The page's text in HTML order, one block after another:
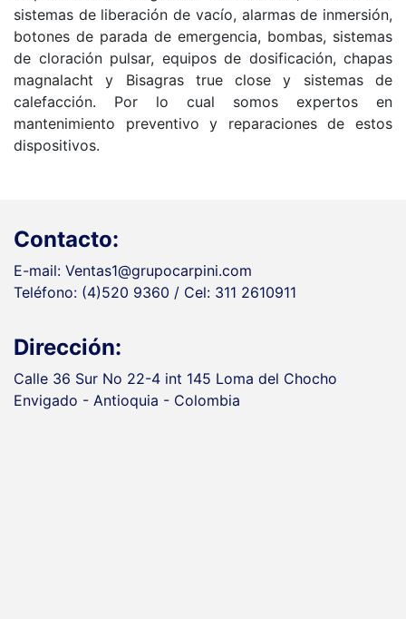
sistemas de liberación de vacío, alarmas de inmersión,
botones de parada de emergencia, bombas, sistemas
de cloración pulsar, equipos de dosificación, chapas
magnalacht y Bisagras true close y sistemas de
calefacción. Por lo cual somos expertos en
mantenimiento preventivo y reparaciones de estos
dispositivos.
Contacto:
E-mail: Ventas1@grupocarpini.com
Teléfono: (4)520 9360 / Cel: 311 2610911
Dirección:
Calle 36 Sur No 22-4 int 145 Loma del Chocho
Envigado - Antioquia - Colombia